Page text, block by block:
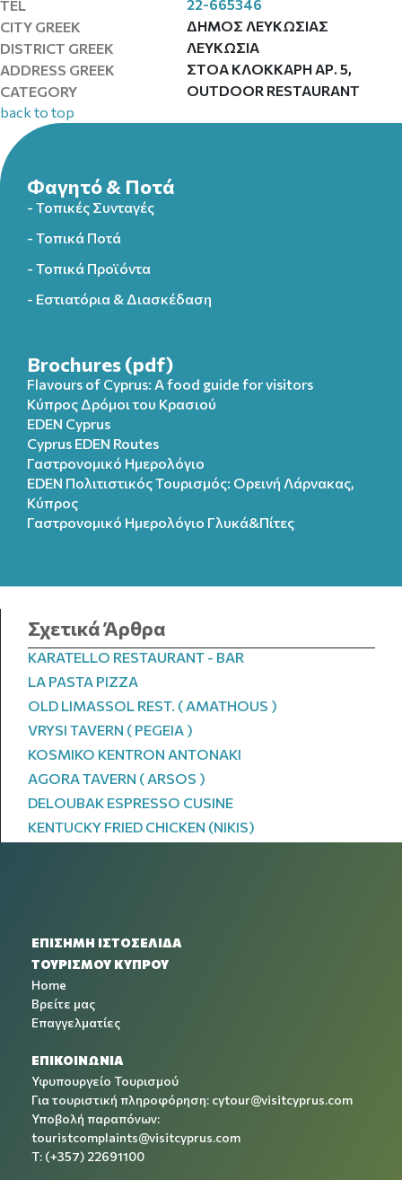
TEL
22-665346
CITY GREEK
ΔΗΜΟΣ ΛΕΥΚΩΣΙΑΣ
DISTRICT GREEK
ΛΕΥΚΩΣΙΑ
ADDRESS GREEK
ΣΤΟΑ ΚΛΟΚΚΑΡΗ ΑΡ. 5,
CATEGORY
OUTDOOR RESTAURANT
back to top
Φαγητό & Ποτά
- Τοπικές Συνταγές
- Τοπικά Ποτά
- Τοπικά Προϊόντα
- Εστιατόρια & Διασκέδαση
Brochures (pdf)
Flavours of Cyprus: A food guide for visitors
Κύπρος Δρόμοι του Κρασιού
EDEN Cyprus
Cyprus EDEN Routes
Γαστρονομικό Ημερολόγιο
EDEN Πολιτιστικός Τουρισμός: Ορεινή Λάρνακας,
Κύπρος
Γαστρονομικό Ημερολόγιo Γλυκά&Πίτες
Σχετικά Άρθρα
KARATELLO RESTAURANT - BAR
LA PASTA PIZZA
OLD LIMASSOL REST. ( AMATHOUS )
VRYSI TAVERN ( PEGEIA )
KOSMIKO KENTRON ANTONAKI
AGORA TAVERN ( ARSOS )
DELOUBAK ESPRESSO CUSINE
KENTUCKY FRIED CHICKEN (NIKIS)
ΕΠΙΣΗΜΗ ΙΣΤΟΣΕΛΙΔΑ
ΤΟΥΡΙΣΜΟΥ ΚΥΠΡΟΥ
Home
Βρείτε μας
Επαγγελματίες
ΕΠΙΚΟΙΝΩΝΙΑ
Υφυπουργείο Τουρισμού
Για τουριστική πληροφόρηση: cytour@visitcyprus.com
Υποβολή παραπόνων:
touristcomplaints@visitcyprus.com
T: (+357) 22691100